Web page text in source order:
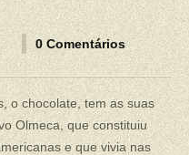
0 Comentários
o chocolate, tem as suas
Olmeca, que constituiu
e que vivia nas